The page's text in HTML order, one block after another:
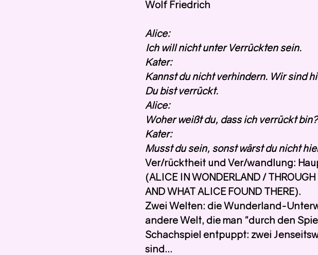
Wolf Friedrich
Alice:
Ich will nicht unter Verrückten sein.
Kater:
Kannst du nicht verhindern. Wir sind
Du bist verrückt.
Alice:
Woher weißt du, dass ich verrückt bin?
Kater:
Musst du sein, sonst wärst du nicht
Ver/rücktheit und Ver/wandlung:
(ALICE IN WONDERLAND /
AND WHAT ALICE FOUND THERE).
Zwei Welten: die Wunderland-
andere Welt, die man "durch den
Schachspiel entpuppt: zwei
sind...